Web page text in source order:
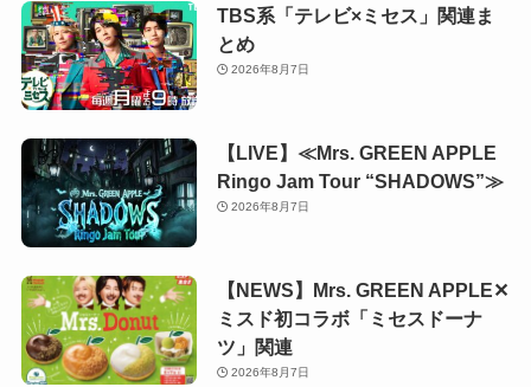
TBS系「テレビ×ミセス」関連ま
とめ
2026年8月7日
【LIVE】≪Mrs. GREEN APPLE
Ringo Jam Tour “SHADOWS”≫
2026年8月7日
【NEWS】Mrs. GREEN APPLE✕
ミスド初コラボ「ミセスドーナ
ツ」関連
2026年8月7日